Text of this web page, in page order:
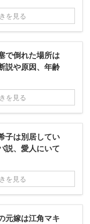
を見る
で倒れた場所は
説や原因、年齢
を見る
子は別居してい
説、愛人にいて
を見る
元嫁は江角マキ